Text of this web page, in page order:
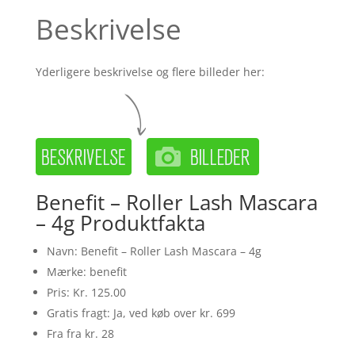
Beskrivelse
Yderligere beskrivelse og flere billeder her:
Benefit – Roller Lash Mascara
– 4g Produktfakta
Navn: Benefit – Roller Lash Mascara – 4g
Mærke: benefit
Pris: Kr. 125.00
Gratis fragt: Ja, ved køb over kr. 699
Fra fra kr. 28